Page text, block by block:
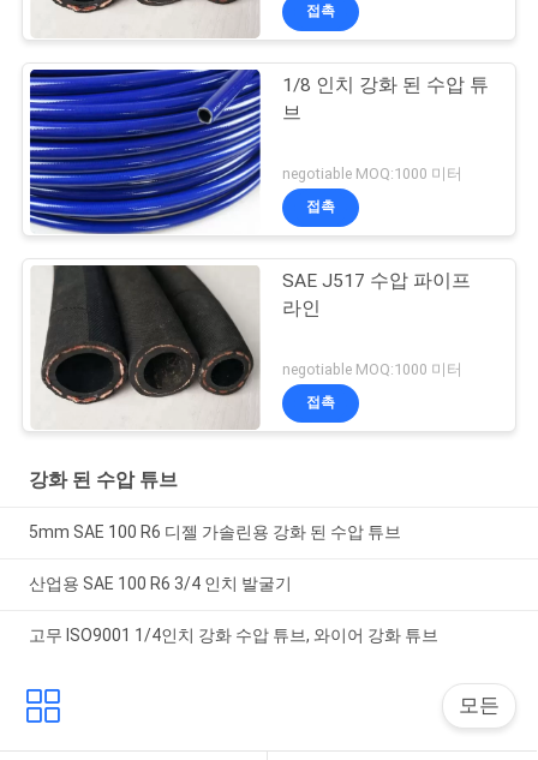
접촉
1/8 인치 강화 된 수압 튜
브
negotiable MOQ:1000 미터
접촉
SAE J517 수압 파이프
라인
negotiable MOQ:1000 미터
접촉
강화 된 수압 튜브
5mm SAE 100 R6 디젤 가솔린용 강화 된 수압 튜브
산업용 SAE 100 R6 3/4 인치 발굴기
고무 ISO9001 1/4인치 강화 수압 튜브, 와이어 강화 튜브
모든